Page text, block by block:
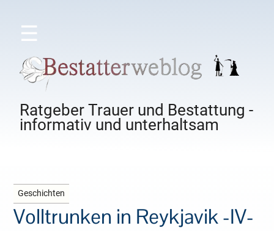
☰
Ratgeber Trauer und Bestattung -
informativ und unterhaltsam
Geschichten
Volltrunken in Reykjavik -IV-